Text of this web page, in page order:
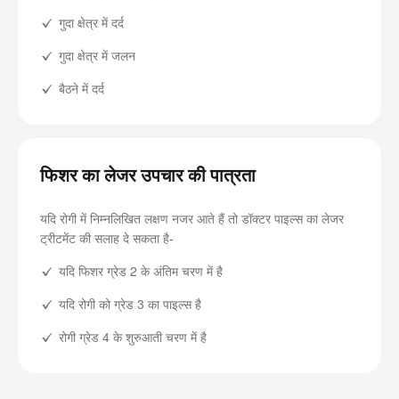
गुदा क्षेत्र में दर्द
गुदा क्षेत्र में जलन
बैठने में दर्द
फिशर का लेजर उपचार की पात्रता
यदि रोगी में निम्नलिखित लक्षण नजर आते हैं तो डॉक्टर पाइल्स का लेजर
ट्रीटमेंट की सलाह दे सकता है-
यदि फिशर ग्रेड 2 के अंतिम चरण में है
यदि रोगी को ग्रेड 3 का पाइल्स है
रोगी ग्रेड 4 के शुरुआती चरण में है